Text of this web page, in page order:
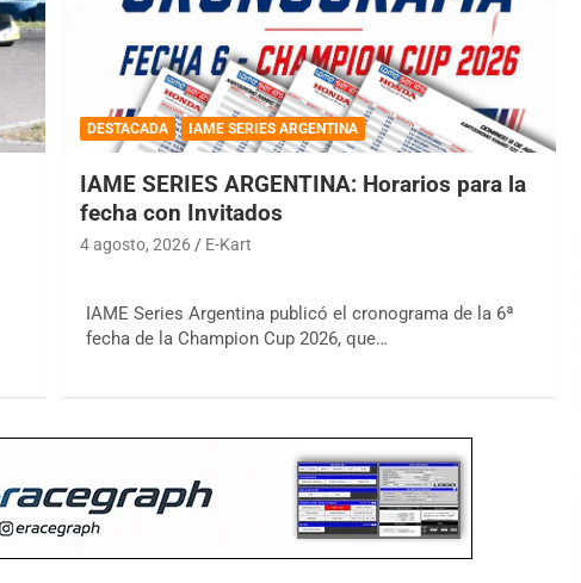
DESTACADA IAME SERIES ARGENTINA
IAME SERIES ARGENTINA: Horarios para la
fecha con Invitados
4 agosto, 2026 E-Kart
IAME Series Argentina publicó el cronograma de la 6ª
fecha de la Champion Cup 2026, que…